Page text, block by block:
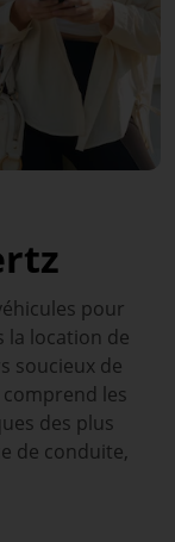
pour
la location de
soucieux de
les
des plus
de conduite,